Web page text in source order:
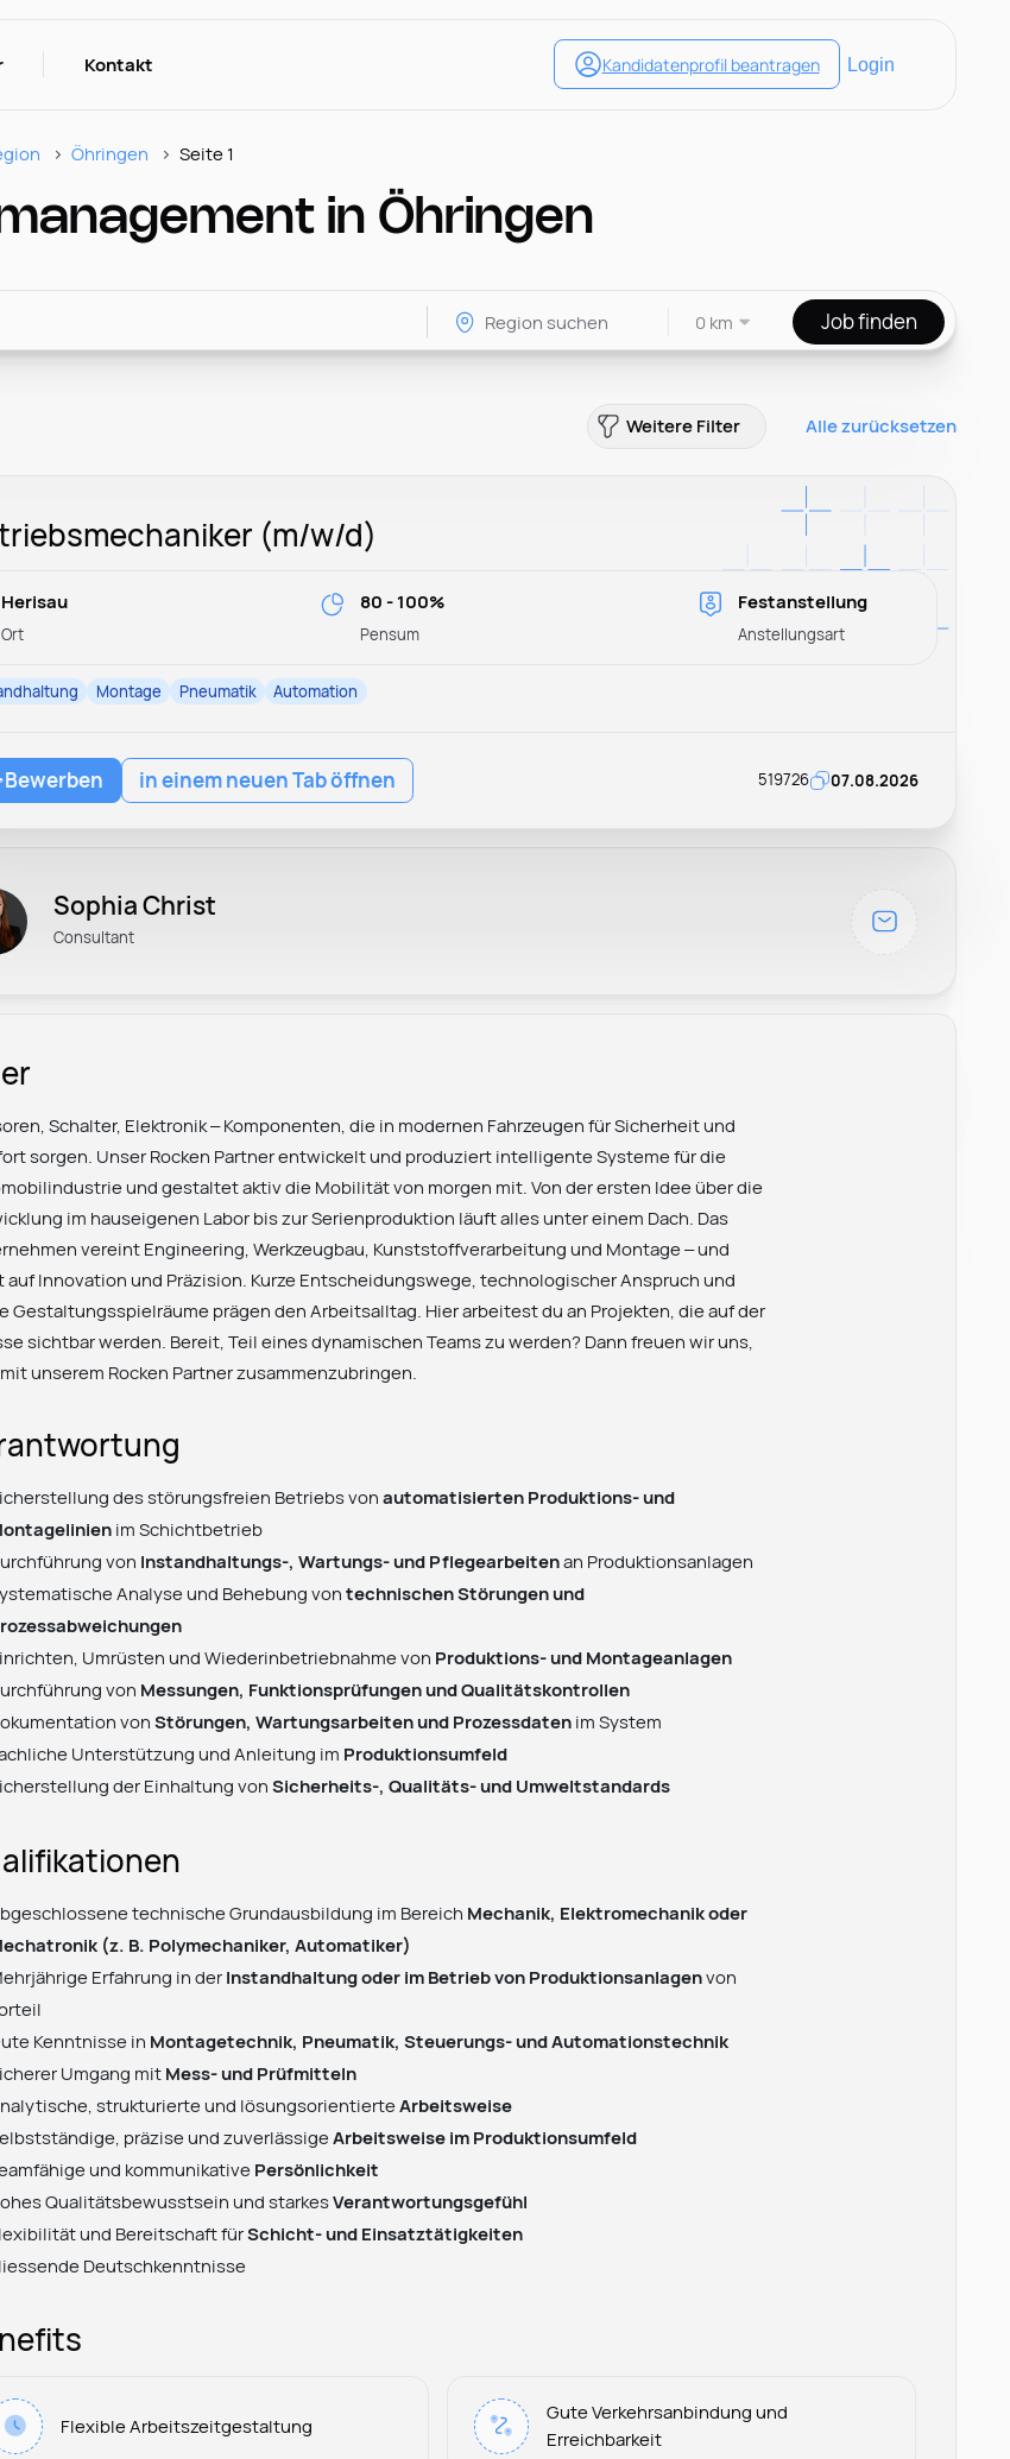
Kontakt
Öhringen Seite 1
in Öhringen
0 km Job finden
Weitere Filter Alle zurücksetzen
(m/w/d)
Herisau
Ort
80 - 100%
Pensum
Festanstellung
Anstellungsart
Montage Pneumatik Automation
Bewerben in einem neuen Tab öffnen 519726 07.08.2026
Sophia Christ
Consultant
Schalter, Elektronik – Komponenten, die in modernen Fahrzeugen für Sicherheit und
sorgen. Unser Rocken Partner entwickelt und produziert intelligente Systeme für die
und gestaltet aktiv die Mobilität von morgen mit. Von der ersten Idee über die
im hauseigenen Labor bis zur Serienproduktion läuft alles unter einem Dach. Das
vereint Engineering, Werkzeugbau, Kunststoffverarbeitung und Montage – und
auf Innovation und Präzision. Kurze Entscheidungswege, technologischer Anspruch und
Gestaltungsspielräume prägen den Arbeitsalltag. Hier arbeitest du an Projekten, die auf der
sichtbar werden. Bereit, Teil eines dynamischen Teams zu werden? Dann freuen wir uns,
unserem Rocken Partner zusammenzubringen.
des störungsfreien Betriebs vonautomatisierten Produktions- und
im Schichtbetrieb
von Instandhaltungs-, Wartungs- und Pflegearbeitenan Produktionsanlagen
Analyse und Behebung vontechnischen Störungen und
Umrüsten und Wiederinbetriebnahme von Produktions- und Montageanlagen
von Messungen, Funktionsprüfungen und Qualitätskontrollen
vonStörungen, Wartungsarbeiten und Prozessdaten im System
Unterstützung und Anleitung im Produktionsumfeld
der Einhaltung vonSicherheits-, Qualitäts- und Umweltstandards
technische Grundausbildung im Bereich Mechanik, Elektromechanik oder
(z. B. Polymechaniker, Automatiker)
Erfahrung in derInstandhaltung oder im Betrieb von Produktionsanlagenvon
Kenntnisse in Montagetechnik, Pneumatik, Steuerungs- und Automationstechnik
Umgang mitMess- und Prüfmitteln
strukturierte und lösungsorientierteArbeitsweise
präzise und zuverlässigeArbeitsweise im Produktionsumfeld
und kommunikative Persönlichkeit
Qualitätsbewusstsein und starkesVerantwortungsgefühl
und Bereitschaft fürSchicht- und Einsatztätigkeiten
Deutschkenntnisse
Flexible Arbeitszeitgestaltung
Gute Verkehrsanbindung und
Erreichbarkeit